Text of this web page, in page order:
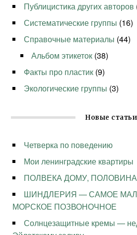
Публицистика других авторов
Систематические группы (16)
Справочные материалы (44)
Альбом этикеток (38)
Факты про пластик (9)
Экологические группы (3)
Новые статьи
Четверка по поведению
Мои ленинградские квартиры
ПОЛВЕКА ДОМУ,
ШИНДЛЕРИЯ — САМОЕ
МОРСКОЕ ПОЗВОНОЧНОЕ
Солнцезащитные кремы —